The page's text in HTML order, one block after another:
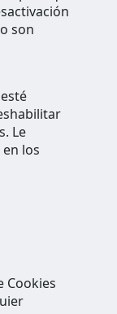
son
Le
los
Cookies